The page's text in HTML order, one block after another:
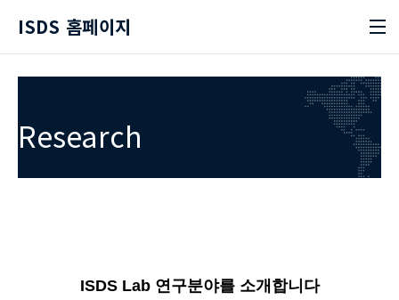
ISDS 홈페이지
Research
ISDS Lab 연구분야를 소개합니다